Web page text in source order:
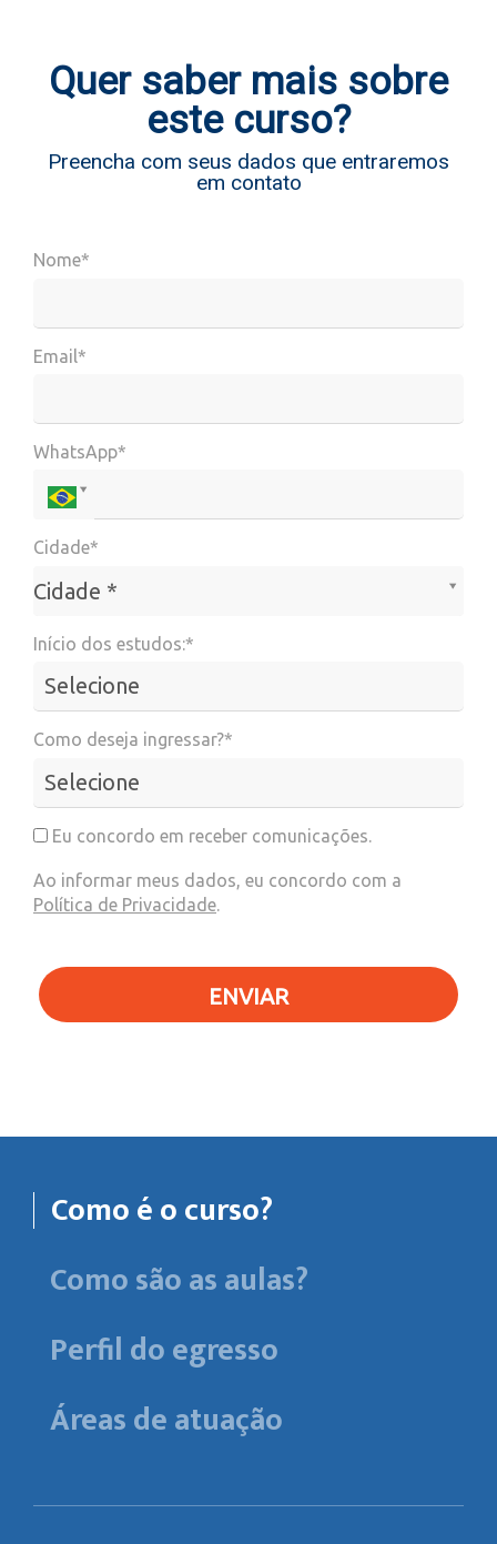
Quer saber mais sobre
este curso?
Preencha com seus dados que entraremos
em contato
Nome*
Email*
WhatsApp*
Cidade*
Cidade *
Cidade*
Início dos estudos:*
Como deseja ingressar?*
Eu concordo em receber comunicações.
Ao informar meus dados, eu concordo com a
Política de Privacidade.
ENVIAR
Como é o curso?
Como são as aulas?
Perfil do egresso
Áreas de atuação